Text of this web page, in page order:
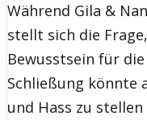
Während Gila &
stellt sich die
Bewusstsein für
Schließung könnte
und Hass zu